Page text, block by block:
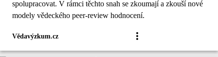
spolupracovat. V rámci těchto snah se zkoumají a zkouší nové
modely vědeckého peer-review hodnocení.
Vědavýzkum.cz